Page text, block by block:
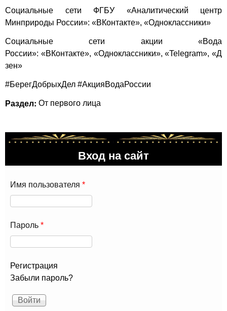
Социальные сети ФГБУ «Аналитический центр
Минприроды России»: «ВКонтакте», «Одноклассники»
Социальные сети акции «Вода
России»: «ВКонтакте», «Одноклассники»,«Telegram», «Д
зен»
#БерегДобрыхДел #АкцияВодаРоссии
Раздел: От первого лица
Вход на сайт
Имя пользователя *
Пароль *
Регистрация
Забыли пароль?